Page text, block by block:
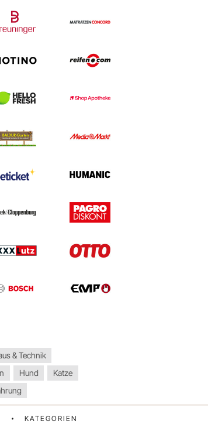
& Technik
Hund
Katze
KATEGORIEN